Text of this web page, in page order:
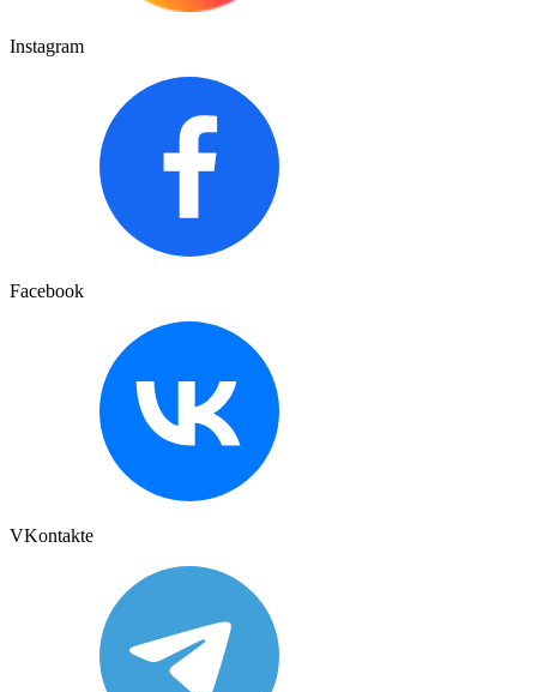
Instagram
Facebook
VKontakte